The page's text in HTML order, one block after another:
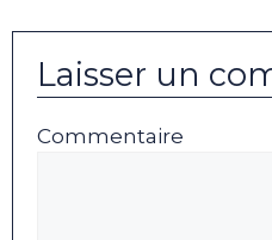
Laisser un
Commentaire